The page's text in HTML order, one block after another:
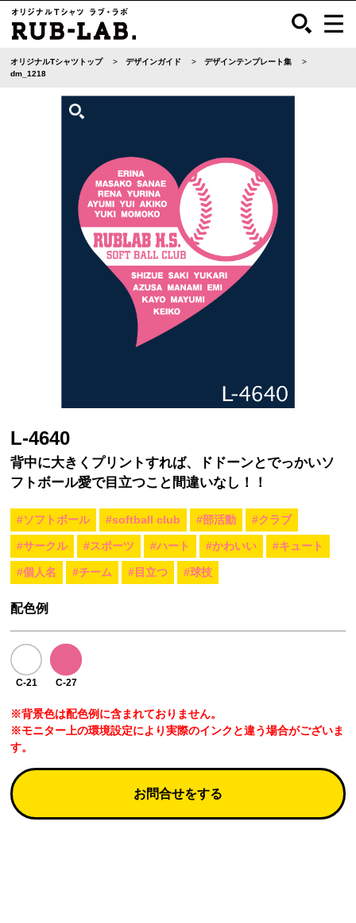
オリジナルTシャツトップ デザインガイド
デザインテンプレート集
dm_1218
L-4640
背中に大きくプリントすれば、ドドーンとでっかいソ
フトボール愛で目立つこと間違いなし！！
#ソフトボール #softball club #部活動 #クラブ
#サークル #スポーツ #ハート #かわいい #キュート
#個人名 #チーム #目立つ #球技
配色例
C-21 C-27
※背景色は配色例に含まれておりません。
※モニター上の環境設定により実際のインクと違う場合がございま
す。
お問合せをする